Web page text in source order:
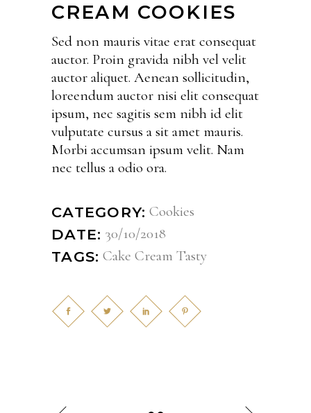
CREAM COOKIES
Sed non mauris vitae erat consequat
auctor. Proin gravida nibh vel velit
auctor aliquet. Aenean sollicitudin,
loreendum auctor nisi elit consequat
ipsum, nec sagitis sem nibh id elit
vulputate cursus a sit amet mauris.
Morbi accumsan ipsum velit. Nam
nec tellus a odio ora.
CATEGORY: Cookies
DATE: 30/10/2018
TAGS: Cake Cream Tasty